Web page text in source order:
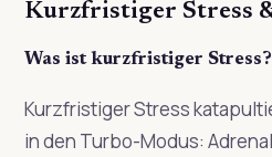
Kurzfristiger Stress
Was ist kurzfristiger Stress?
Kurzfristiger Stress
in den Turbo-Modus: